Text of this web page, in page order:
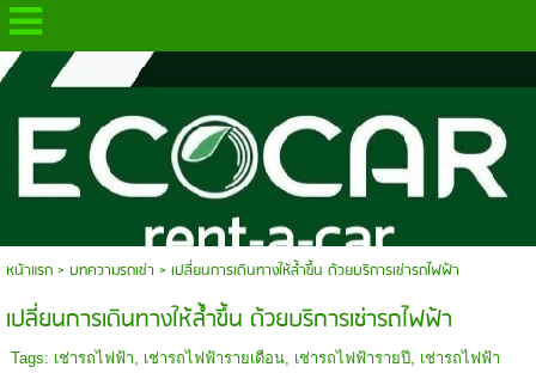
.
หน้าแรก> บทความรถเช่า > เปลี่ยนการเดินทางให้ล้ำขึ้น ด้วยบริการเช่ารถไฟฟ้า
เปลี่ยนการเดินทางให้ล้ำขึ้น ด้วยบริการเช่ารถไฟฟ้า
Tags: เช่ารถไฟฟ้า, เช่ารถไฟฟ้ารายเดือน, เช่ารถไฟฟ้ารายปี, เช่ารถไฟฟ้า